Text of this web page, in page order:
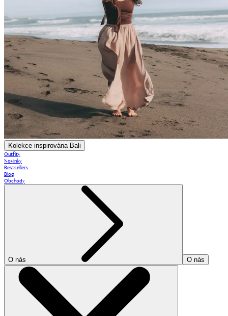
Kolekce inspirována Bali
Outfity
Novinky
Bestsellery
Blog
Obchody
O nás O nás